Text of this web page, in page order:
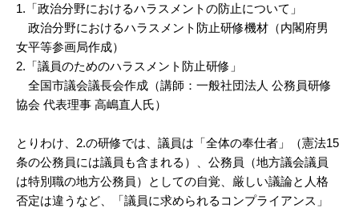
1.「政治分野におけるハラスメントの防止について」
政治分野におけるハラスメント防止研修機材（内閣府男
女平等参画局作成）
2.「議員のためのハラスメント防止研修」
全国市議会議長会作成（講師：一般社団法人 公務員研修
協会 代表理事 高嶋直人氏）
とりわけ、2.の研修では、議員は「全体の奉仕者」（憲法15
条の公務員には議員も含まれる）、公務員（地方議会議員
は特別職の地方公務員）としての自覚、厳しい議論と人格
否定は違うなど、「議員に求められるコンプライアンス」